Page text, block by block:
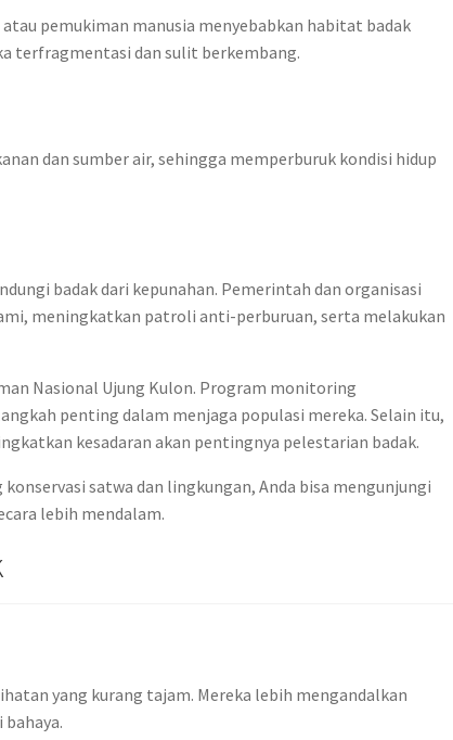
pemukiman manusia menyebabkan habitat badak
terfragmentasi dan sulit berkembang.
dan sumber air, sehingga memperburuk kondisi hidup
badak dari kepunahan. Pemerintah dan organisasi
meningkatkan patroli anti-perburuan, serta melakukan
Nasional Ujung Kulon. Program monitoring
penting dalam menjaga populasi mereka. Selain itu,
kesadaran akan pentingnya pelestarian badak.
satwa dan lingkungan, Anda bisa mengunjungi
lebih mendalam.
yang kurang tajam. Mereka lebih mengandalkan